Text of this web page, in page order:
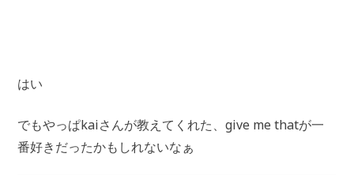
はい
でもやっぱkaiさんが教えてくれた、give me thatが一
番好きだったかもしれないなぁ